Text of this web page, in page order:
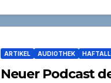
ARTIKEL AUDIOTHEK
Neuer Podcast